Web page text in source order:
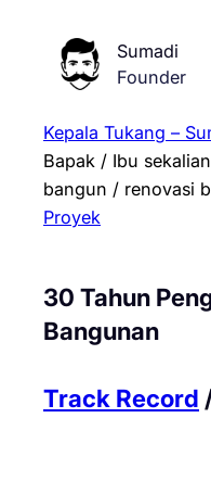
Sumadi
Founder
Kepala Tukang –
Bapak / Ibu
bangun / renovasi
Proyek
30 Tahun
Bangunan
Track Record